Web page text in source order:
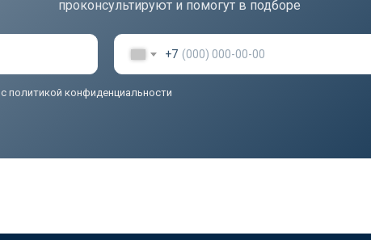
+7
с политикой конфиденциальности
проконсультируют и помогут в подборе